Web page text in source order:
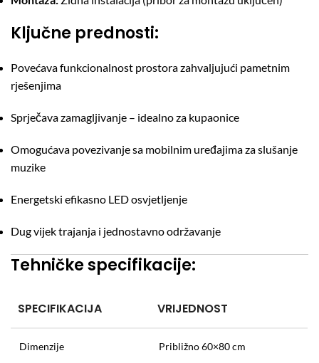
Ključne prednosti:
Povećava funkcionalnost prostora zahvaljujući pametnim
rješenjima
Sprječava zamagljivanje – idealno za kupaonice
Omogućava povezivanje sa mobilnim uređajima za slušanje
muzike
Energetski efikasno LED osvjetljenje
Dug vijek trajanja i jednostavno održavanje
Tehničke specifikacije:
SPECIFIKACIJA VRIJEDNOST
Dimenzije Približno 60×80 cm